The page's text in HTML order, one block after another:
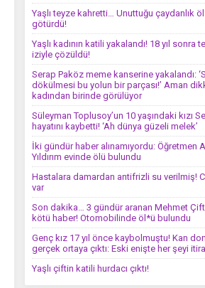
Yaşlı teyze kahretti… Unuttuğu çaydanlık
götürdü!
Yaşlı kadının katili yakalandı! 18 yıl sonra
iziyle çözüldü!
Serap Paköz meme kanserine yakalandı:
dökülmesi bu yolun bir parçası!’ Aman
kadından birinde görülüyor
Süleyman Toplusoy’un 10 yaşındaki kızı
hayatını kaybetti! ‘Ah dünya güzeli melek’
İki gündür haber alınamıyordu: Öğretmen
Yıldırım evinde ölü bulundu
Hastalara damardan antifrizli su verilmiş!
var
Son dakika… 3 gündür aranan Mehmet
kötü haber! Otomobilinde öl*ü bulundu
Genç kız 17 yıl önce kaybolmuştu! Kan
gerçek ortaya çıktı: Eski enişte her şeyi
Yaşlı çiftin katili hurdacı çıktı!